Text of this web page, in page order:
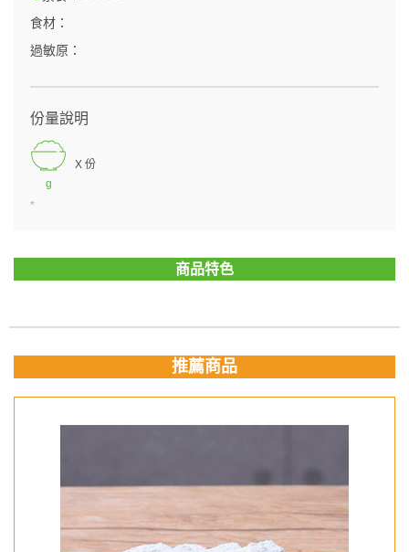
食材：
過敏原：
份量說明
g
X 份
*
商品特色
推薦商品